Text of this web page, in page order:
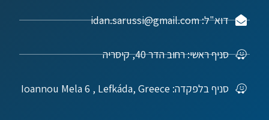
דוא"ל: idan.sarussi@gmail.com
סניף ראשי: רחוב הדר 40, קיסריה
סניף בלפקדה: Ioannou Mela 6 , Lefkáda, Greece